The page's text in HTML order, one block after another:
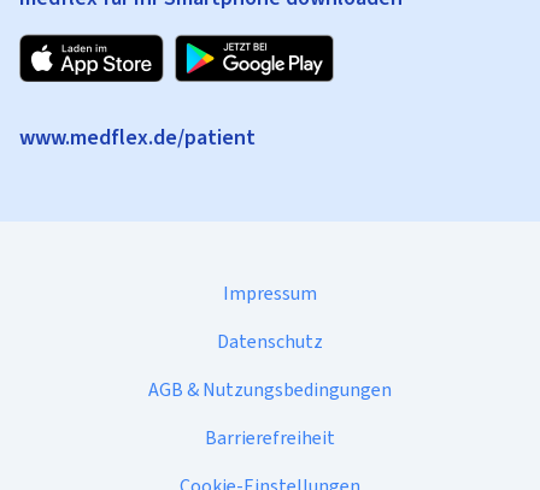
www.medflex.de/patient
Impressum
Datenschutz
AGB & Nutzungsbedingungen
Barrierefreiheit